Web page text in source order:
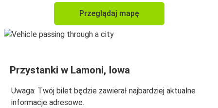
Przeglądaj mapę
Przystanki w Lamoni, Iowa
Uwaga: Twój bilet będzie zawierał najbardziej aktualne
informacje adresowe.